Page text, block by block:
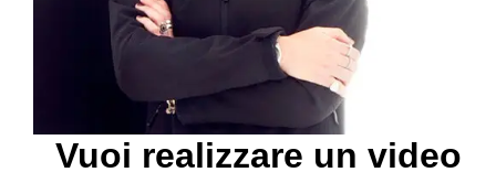
Vuoi realizzare un video